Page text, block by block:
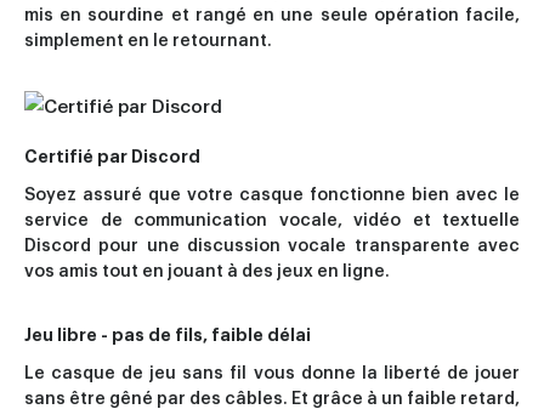
mis en sourdine et rangé en une seule opération facile,
simplement en le retournant.
Certifié par Discord
Soyez assuré que votre casque fonctionne bien avec le
service de communication vocale, vidéo et textuelle
Discord pour une discussion vocale transparente avec
vos amis tout en jouant à des jeux en ligne.
Jeu libre - pas de fils, faible délai
Le casque de jeu sans fil vous donne la liberté de jouer
sans être gêné par des câbles. Et grâce à un faible retard,